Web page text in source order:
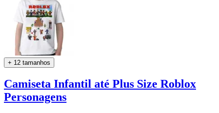
+ 12 tamanhos
Camiseta Infantil até Plus Size Roblox
Personagens